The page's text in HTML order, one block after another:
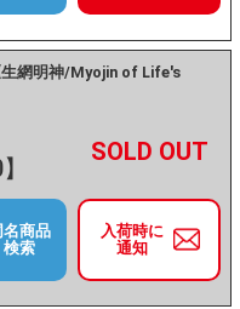
生網明神/Myojin of Life's
－ +
入荷時に
通知
名商品
検索